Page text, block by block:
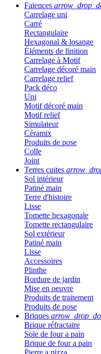
Faïences
Carrelage uni
Carré
Rectangulaire
Hexagonal & losange
Éléments de finition
Carrelage à Motif
Carrelage décoré main
Carrelage relief
Pack déco
Uni
Motif décoré main
Motif relief
Simulateur
Céramix
Produits de pose
Colle
Joint
Terres cuites
Sol intérieur
Patiné main
Terre d'histoire
Lisse
Tomette hexagonale
Tomette rectangulaire
Sol extérieur
Patiné main
Lisse
Accessoires
Plinthe
Bordure de jardin
Mise en oeuvre
Produits de traitement
Produits de pose
Briques
Brique réfractaire
Sole de four a pain
Brique de four a pain
Pierre a pizza